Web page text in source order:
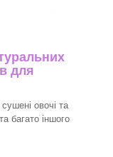
для
овочі та
багато іншого